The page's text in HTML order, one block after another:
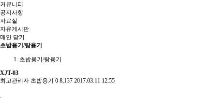
커뮤니티
공지사항
자료실
자유게시판
메인 닫기
초밥용기/탕용기
초밥용기/탕용기
XJT-03
최고관리자 초밥용기 0 8,137 2017.03.11 12:55